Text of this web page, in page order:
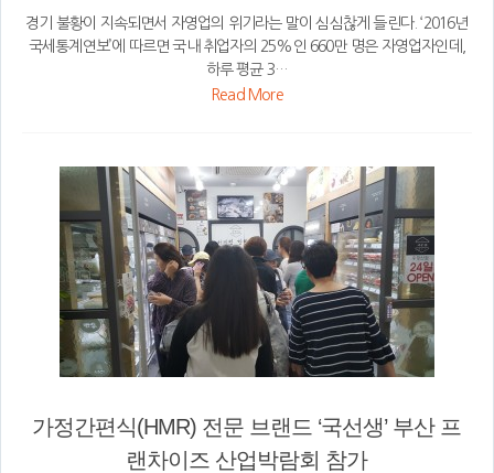
경기 불황이 지속되면서 자영업의 위기라는 말이 심심찮게 들린다. ‘2016년
국세통계연보’에 따르면 국내 취업자의 25%인 660만 명은 자영업자인데,
하루 평균 3…
Read More
가정간편식(HMR) 전문 브랜드 ‘국선생’ 부산 프
랜차이즈 산업박람회 참가